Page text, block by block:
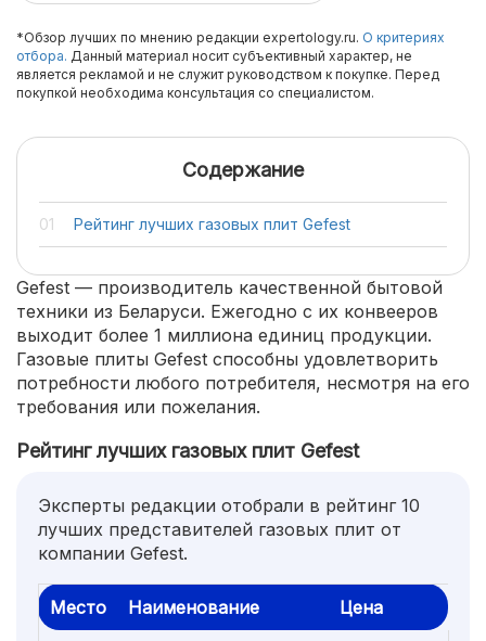
*Обзор лучших по мнению редакции expertology.ru. О критериях
отбора. Данный материал носит субъективный характер, не
является рекламой и не служит руководством к покупке. Перед
покупкой необходима консультация со специалистом.
Содержание
Рейтинг лучших газовых плит Gefest
Gefest — производитель качественной бытовой
техники из Беларуси. Ежегодно с их конвееров
выходит более 1 миллиона единиц продукции.
Газовые плиты Gefest способны удовлетворить
потребности любого потребителя, несмотря на его
требования или пожелания.
Рейтинг лучших газовых плит Gefest
Эксперты редакции отобрали в рейтинг 10
лучших представителей газовых плит от
компании Gefest.
Место Наименование Цена